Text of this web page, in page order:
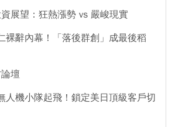
展望：狂熱漲勢 vs 嚴峻現實
裸辭內幕！「落後群創」成最後稻
壇
人機小隊起飛！鎖定美日頂級客戶切